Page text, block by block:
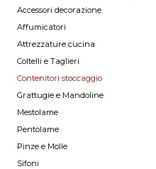
Accessori decorazione
Affumicatori
Attrezzature cucina
Coltelli e Taglieri
Contenitori stoccaggio
Grattugie e Mandoline
Mestolame
Pentolame
Pinze e Molle
Sifoni